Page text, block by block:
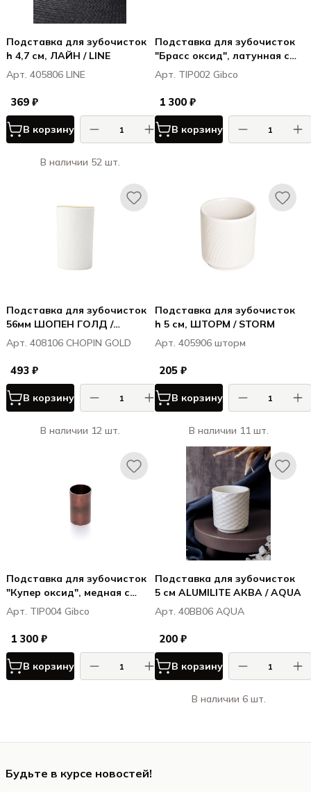
Подставка для зубочисток
h 4,7 см, ЛАЙН / LINE
Арт. 405806 LINE
369 ₽
В корзину
В наличии 52 шт.
Подставка для зубочисток
"Брасс оксид", латунная с
патиной, 3х5 см
Арт. TIP002 Gibco
1 300 ₽
В корзину
Подставка для зубочисток
56мм ШОПЕН ГОЛД /
CHOPIN GOLD
Арт. 408106 CHOPIN GOLD
493 ₽
В корзину
В наличии 12 шт.
Подставка для зубочисток
h 5 см, ШТОРМ / STORM
Арт. 405906 шторм
205 ₽
В корзину
В наличии 11 шт.
Подставка для зубочисток
"Купер оксид", медная с
патиной, 3х5 см
Арт. TIP004 Gibco
1 300 ₽
В корзину
Подставка для зубочисток
5 см ALUMILITE АКВА / AQUA
Арт. 40BB06 AQUA
200 ₽
В корзину
В наличии 6 шт.
Будьте в курсе новостей!